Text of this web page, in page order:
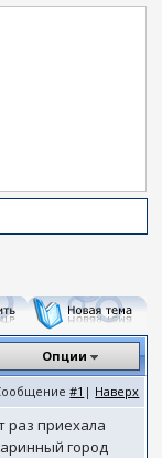
Опции
#1 | Наверх
раз приехала
город